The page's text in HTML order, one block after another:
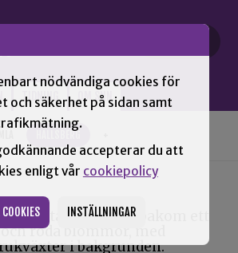
nödvändiga cookies för
och säkerhet på sidan samt
accepterar du att
enligt vår cookiepolicy
COOKIES INSTÄLLNINGAR
TIDNING OM SNN
HALLSBERG